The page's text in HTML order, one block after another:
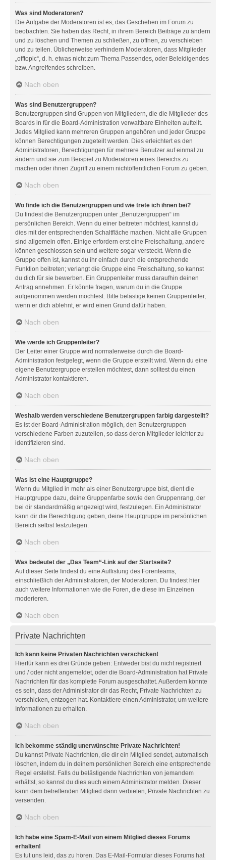
Was sind Moderatoren?
Die Aufgabe der Moderatoren ist es, das Geschehen im Forum zu
beobachten. Sie haben das Recht, in ihrem Bereich Beiträge zu ändern
und zu löschen und Themen zu schließen, zu öffnen, zu verschieben
und zu teilen. Üblicherweise verhindern Moderatoren, dass Mitglieder
„offtopic“, d. h. etwas nicht zum Thema Passendes, oder Beleidigendes
bzw. Angreifendes schreiben.
Nach oben
Was sind Benutzergruppen?
Benutzergruppen sind Gruppen von Mitgliedern, die die Mitglieder des
Boards in für die Board-Administration verwaltbare Einheiten aufteilt.
Jedes Mitglied kann mehreren Gruppen angehören und jeder Gruppe
können Berechtigungen zugeteilt werden. Dies erleichtert es den
Administratoren, Berechtigungen für mehrere Benutzer auf einmal zu
ändern und sie zum Beispiel zu Moderatoren eines Bereichs zu
machen oder ihnen Zugriff zu einem nichtöffentlichen Forum zu geben.
Nach oben
Wo finde ich die Benutzergruppen und wie trete ich ihnen bei?
Du findest die Benutzergruppen unter „Benutzergruppen“ im
persönlichen Bereich. Wenn du einer beitreten möchtest, kannst du
dies mit der entsprechenden Schaltfläche machen. Nicht alle Gruppen
sind allgemein offen. Einige erfordern erst eine Freischaltung, andere
können geschlossen sein und weitere sogar versteckt. Wenn die
Gruppe offen ist, kannst du ihr einfach durch die entsprechende
Funktion beitreten; verlangt die Gruppe eine Freischaltung, so kannst
du dich für sie bewerben. Ein Gruppenleiter muss daraufhin deinen
Antrag annehmen. Er könnte fragen, warum du in die Gruppe
aufgenommen werden möchtest. Bitte belästige keinen Gruppenleiter,
wenn er dich ablehnt, er wird einen Grund dafür haben.
Nach oben
Wie werde ich Gruppenleiter?
Der Leiter einer Gruppe wird normalerweise durch die Board-
Administration festgelegt, wenn die Gruppe erstellt wird. Wenn du eine
eigene Benutzergruppe erstellen möchtest, dann solltest du einen
Administrator kontaktieren.
Nach oben
Weshalb werden verschiedene Benutzergruppen farbig dargestellt?
Es ist der Board-Administration möglich, den Benutzergruppen
verschiedene Farben zuzuteilen, so dass deren Mitglieder leichter zu
identifizieren sind.
Nach oben
Was ist eine Hauptgruppe?
Wenn du Mitglied in mehr als einer Benutzergruppe bist, dient die
Hauptgruppe dazu, deine Gruppenfarbe sowie den Gruppenrang, der
bei dir standardmäßig angezeigt wird, festzulegen. Ein Administrator
kann dir die Berechtigung geben, deine Hauptgruppe im persönlichen
Bereich selbst festzulegen.
Nach oben
Was bedeutet der „Das Team“-Link auf der Startseite?
Auf dieser Seite findest du eine Auflistung des Forenteams,
einschließlich der Administratoren, der Moderatoren. Du findest hier
auch weitere Informationen wie die Foren, die diese im Einzelnen
moderieren.
Nach oben
Private Nachrichten
Ich kann keine Privaten Nachrichten verschicken!
Hierfür kann es drei Gründe geben: Entweder bist du nicht registriert
und / oder nicht angemeldet, oder die Board-Administration hat Private
Nachrichten für das komplette Forum ausgeschaltet. Außerdem könnte
es sein, dass der Administrator dir das Recht, Private Nachrichten zu
verschicken, entzogen hat. Kontaktiere einen Administrator, um weitere
Informationen zu erhalten.
Nach oben
Ich bekomme ständig unerwünschte Private Nachrichten!
Du kannst Private Nachrichten, die dir ein Mitglied sendet, automatisch
löschen, indem du in deinem persönlichen Bereich eine entsprechende
Regel erstellst. Falls du belästigende Nachrichten von jemandem
erhältst, so kannst du dies auch einem Administrator melden. Dieser
kann dem betreffenden Mitglied dann verbieten, Private Nachrichten zu
versenden.
Nach oben
Ich habe eine Spam-E-Mail von einem Mitglied dieses Forums
erhalten!
Es tut uns leid, das zu hören. Das E-Mail-Formular dieses Forums hat